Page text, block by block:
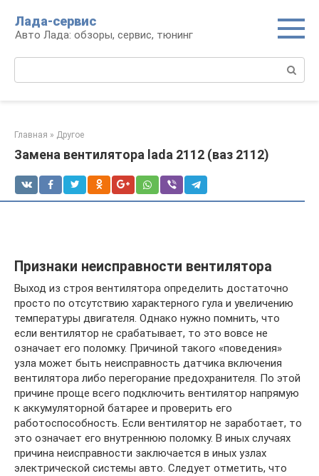
контенту
Лада-сервис
Авто Лада: обзоры, сервис, тюнинг
Главная » Другое
Замена вентилятора lada 2112 (ваз 2112)
Признаки неисправности вентилятора
Выход из строя вентилятора определить достаточно
просто по отсутствию характерного гула и увеличению
температуры двигателя. Однако нужно помнить, что
если вентилятор не срабатывает, то это вовсе не
означает его поломку. Причиной такого «поведения»
узла может быть неисправность датчика включения
вентилятора либо перегорание предохранителя. По этой
причине проще всего подключить вентилятор напрямую
к аккумуляторной батарее и проверить его
работоспособность. Если вентилятор не заработает, то
это означает его внутреннюю поломку. В иных случаях
причина неисправности заключается в иных узлах
электрической системы авто. Следует отметить, что